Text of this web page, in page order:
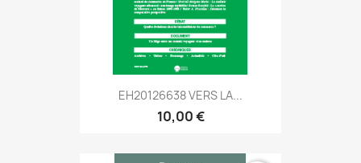
EH20126638 VERS LA...
10,00 €